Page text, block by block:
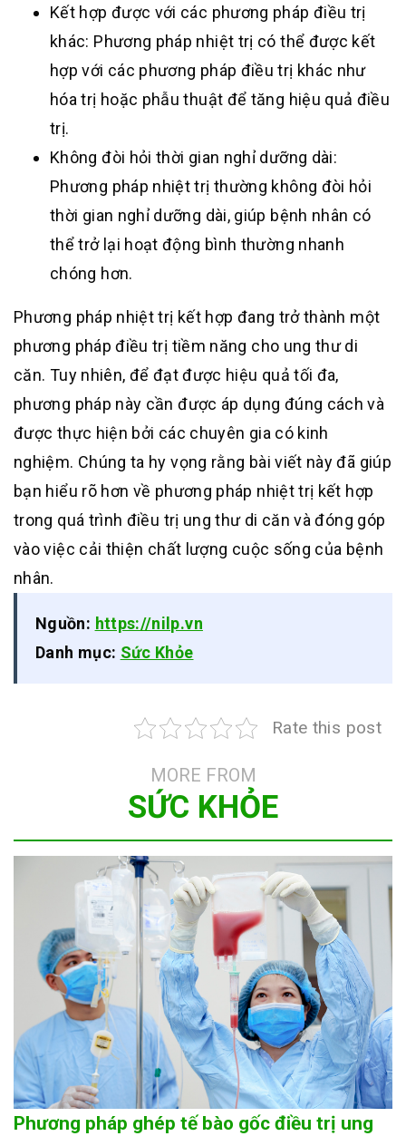
Kết hợp được với các phương pháp điều trị
khác: Phương pháp nhiệt trị có thể được kết
hợp với các phương pháp điều trị khác như
hóa trị hoặc phẫu thuật để tăng hiệu quả điều
trị.
Không đòi hỏi thời gian nghỉ dưỡng dài:
Phương pháp nhiệt trị thường không đòi hỏi
thời gian nghỉ dưỡng dài, giúp bệnh nhân có
thể trở lại hoạt động bình thường nhanh
chóng hơn.
Phương pháp nhiệt trị kết hợp đang trở thành một
phương pháp điều trị tiềm năng cho ung thư di
căn. Tuy nhiên, để đạt được hiệu quả tối đa,
phương pháp này cần được áp dụng đúng cách và
được thực hiện bởi các chuyên gia có kinh
nghiệm. Chúng ta hy vọng rằng bài viết này đã giúp
bạn hiểu rõ hơn về phương pháp nhiệt trị kết hợp
trong quá trình điều trị ung thư di căn và đóng góp
vào việc cải thiện chất lượng cuộc sống của bệnh
nhân.
Nguồn: https://nilp.vn
Danh mục: Sức Khỏe
Rate this post
MORE FROM
SỨC KHỎE
Phương pháp ghép tế bào gốc điều trị ung